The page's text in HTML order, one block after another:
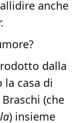
anche
dalla
la casa di
(che
) insieme